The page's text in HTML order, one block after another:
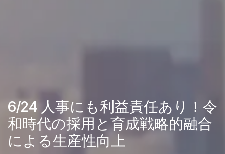
6/24 人事にも利益責任あり！令
和時代の採用と育成戦略的融合
による生産性向上